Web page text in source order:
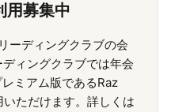
用募集中
ーディングクラブの会
ィングクラブでは年会
ミアム版であるRaz
ただけます。詳しくは